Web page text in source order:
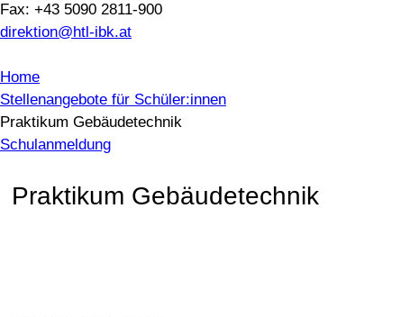
Fax: +43 5090 2811-900
direktion@htl-ibk.at
Home
Stellenangebote für Schüler:innen
Praktikum Gebäudetechnik
Schulanmeldung
Praktikum Gebäudetechnik